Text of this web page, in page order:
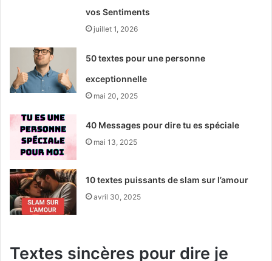
vos Sentiments
juillet 1, 2026
50 textes pour une personne
exceptionnelle
mai 20, 2025
40 Messages pour dire tu es spéciale
mai 13, 2025
10 textes puissants de slam sur l’amour
avril 30, 2025
Textes sincères pour dire je